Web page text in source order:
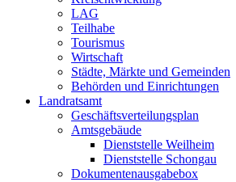
LAG
Teilhabe
Tourismus
Wirtschaft
Städte, Märkte und Gemeinden
Behörden und Einrichtungen
Landratsamt
Geschäftsverteilungsplan
Amtsgebäude
Dienststelle Weilheim
Dienststelle Schongau
Dokumentenausgabebox